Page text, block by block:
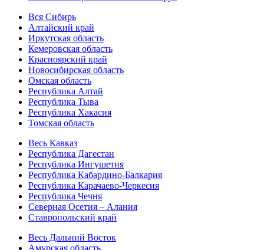
Вся Сибирь
Алтайский край
Иркутская область
Кемеровская область
Красноярский край
Новосибирская область
Омская область
Республика Алтай
Республика Тыва
Республика Хакасия
Томская область
Весь Кавказ
Республика Дагестан
Республика Ингушетия
Республика Кабардино-Балкария
Республика Карачаево-Черкесия
Республика Чечня
Северная Осетия – Алания
Ставропольский край
Весь Дальний Восток
Амурская область